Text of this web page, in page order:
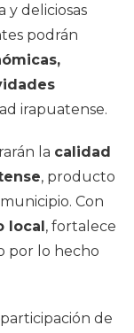
y deliciosas
podrán
irapuatense.
la calidad
, producto
Con
local, fortalece
por lo hecho
de